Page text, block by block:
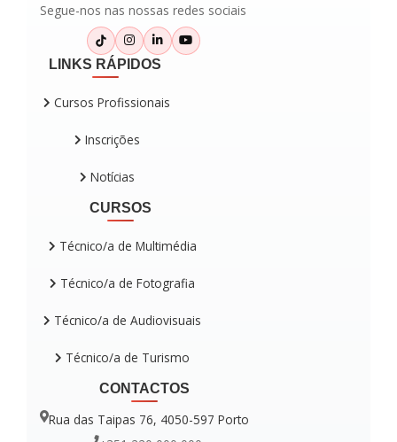
Segue-nos nas nossas redes sociais
LINKS RÁPIDOS
Cursos Profissionais
Inscrições
Notícias
CURSOS
Técnico/a de Multimédia
Técnico/a de Fotografia
Técnico/a de Audiovisuais
Técnico/a de Turismo
CONTACTOS
Rua das Taipas 76, 4050-597 Porto